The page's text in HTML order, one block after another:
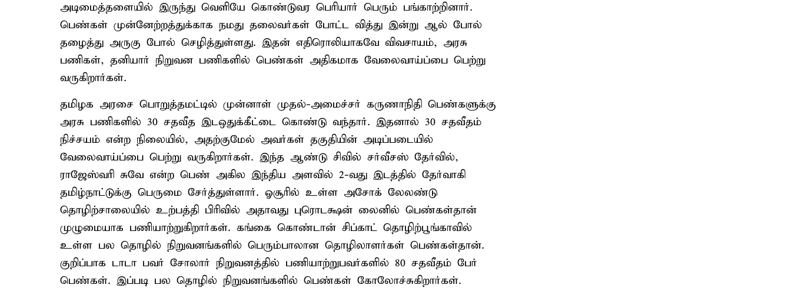
அடிமைத்தளையில் இருந்து வெளியே கொண்டுவர பெரியார் பெரும் பங்காற்றினார்.
பெண்கள் முன்னேற்றத்துக்காக நமது தலைவர்கள் போட்ட வித்து இன்று ஆல் போல்
தழைத்து அருகு போல் செழித்துள்ளது. இதன் எதிரொலியாகவே விவசாயம், அரசு
பணிகள், தனியார் நிறுவன பணிகளில் பெண்கள் அதிகமாக வேலைவாய்ப்பை பெற்று
வருகிறார்கள்.
தமிழக அரசை பொறுத்தமட்டில் முன்னாள் முதல்-அமைச்சர் கருணாநிதி பெண்களுக்கு
அரசு பணிகளில் 30 சதவீத இடஒதுக்கீட்டை கொண்டு வந்தார். இதனால் 30 சதவீதம்
நிச்சயம் என்ற நிலையில், அதற்குமேல் அவர்கள் தகுதியின் அடிப்படையில்
வேலைவாய்ப்பை பெற்று வருகிறார்கள். இந்த ஆண்டு சிவில் சர்வீசஸ் தேர்வில்,
ராஜேஸ்வரி சுவே என்ற பெண் அகில இந்திய அளவில் 2-வது இடத்தில் தேர்வாகி
தமிழ்நாட்டுக்கு பெருமை சேர்த்துள்ளார். ஓசூரில் உள்ள அசோக் லேலண்டு
தொழிற்சாலையில் உற்பத்தி பிரிவில் அதாவது புரொடக்ஷன் லைனில் பெண்கள்தான்
முழுமையாக பணியாற்றுகிறார்கள். கங்கை கொண்டான் சிப்காட் தொழிற்பூங்காவில்
உள்ள பல தொழில் நிறுவனங்களில் பெரும்பாலான தொழிலாளர்கள் பெண்கள்தான்.
குறிப்பாக டாடா பவர் சோலார் நிறுவனத்தில் பணியாற்றுபவர்களில் 80 சதவீதம் பேர்
பெண்கள். இப்படி பல தொழில் நிறுவனங்களில் பெண்கள் கோலோச்சுகிறார்கள்.